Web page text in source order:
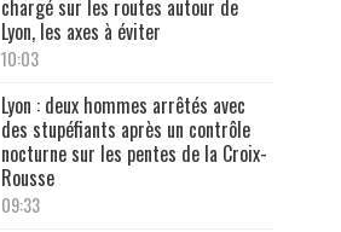
chargé sur les routes autour de
Lyon, les axes à éviter
10:03
Lyon : deux hommes arrêtés avec
des stupéfiants après un contrôle
nocturne sur les pentes de la Croix-
Rousse
09:33